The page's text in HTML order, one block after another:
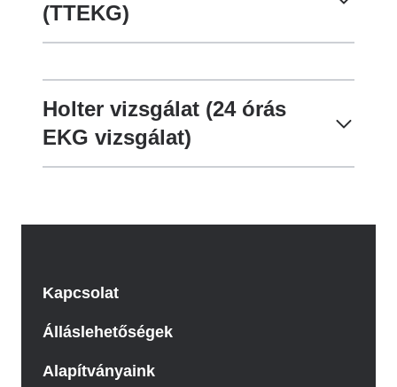
(TTEKG)
Holter vizsgálat (24 órás
EKG vizsgálat)
Kapcsolat
Álláslehetőségek
Alapítványaink